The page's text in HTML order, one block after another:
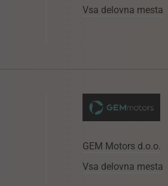
Vsa delovna mesta
GEM Motors d.o.o.
Vsa delovna mesta